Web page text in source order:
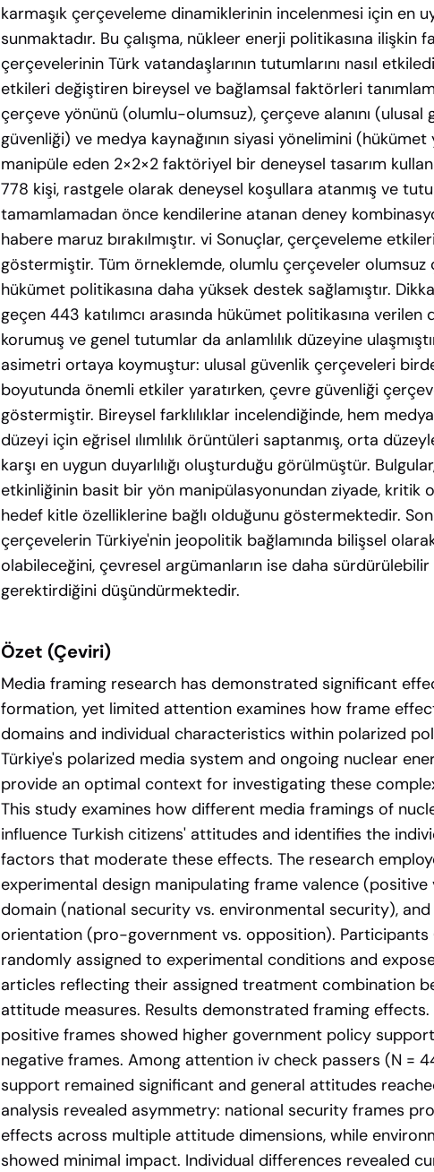
karmaşık çerçeveleme dinamiklerinin incelenmesi için en
sunmaktadır. Bu çalışma, nükleer enerji politikasına ilişkin
çerçevelerinin Türk vatandaşlarının tutumlarını nasıl
etkileri değiştiren bireysel ve bağlamsal faktörleri
çerçeve yönünü (olumlu-olumsuz), çerçeve alanını (ulusal
güvenliği) ve medya kaynağının siyasi yönelimini (hükümet
manipüle eden 2×2×2 faktöriyel bir deneysel tasarım
778 kişi, rastgele olarak deneysel koşullara atanmış ve
tamamlamadan önce kendilerine atanan deney
habere maruz bırakılmıştır. vi Sonuçlar, çerçeveleme
göstermiştir. Tüm örneklemde, olumlu çerçeveler olumsuz
hükümet politikasına daha yüksek destek sağlamıştır.
geçen 443 katılımcı arasında hükümet politikasına verilen
korumuş ve genel tutumlar da anlamlılık düzeyine
asimetri ortaya koymuştur: ulusal güvenlik çerçeveleri
boyutunda önemli etkiler yaratırken, çevre güvenliği
göstermiştir. Bireysel farklılıklar incelendiğinde, hem
düzeyi için eğrisel ılımlılık örüntüleri saptanmış, orta
karşı en uygun duyarlılığı oluşturduğu görülmüştür.
etkinliğinin basit bir yön manipülasyonundan ziyade, kritik
hedef kitle özelliklerine bağlı olduğunu göstermektedir.
çerçevelerin Türkiye'nin jeopolitik bağlamında bilişsel
olabileceğini, çevresel argümanların ise daha
gerektirdiğini düşündürmektedir.
Özet (Çeviri)
Media framing research has demonstrated significant
formation, yet limited attention examines how frame
domains and individual characteristics within polarized
Türkiye's polarized media system and ongoing nuclear
provide an optimal context for investigating these
This study examines how different media framings of
influence Turkish citizens' attitudes and identifies the
factors that moderate these effects. The research
experimental design manipulating frame valence (positive
domain (national security vs. environmental security),
orientation (pro-government vs. opposition). Participants
randomly assigned to experimental conditions and
articles reflecting their assigned treatment combination
attitude measures. Results demonstrated framing effects.
positive frames showed higher government policy
negative frames. Among attention iv check passers (N =
support remained significant and general attitudes
analysis revealed asymmetry: national security frames
effects across multiple attitude dimensions, while
showed minimal impact. Individual differences revealed